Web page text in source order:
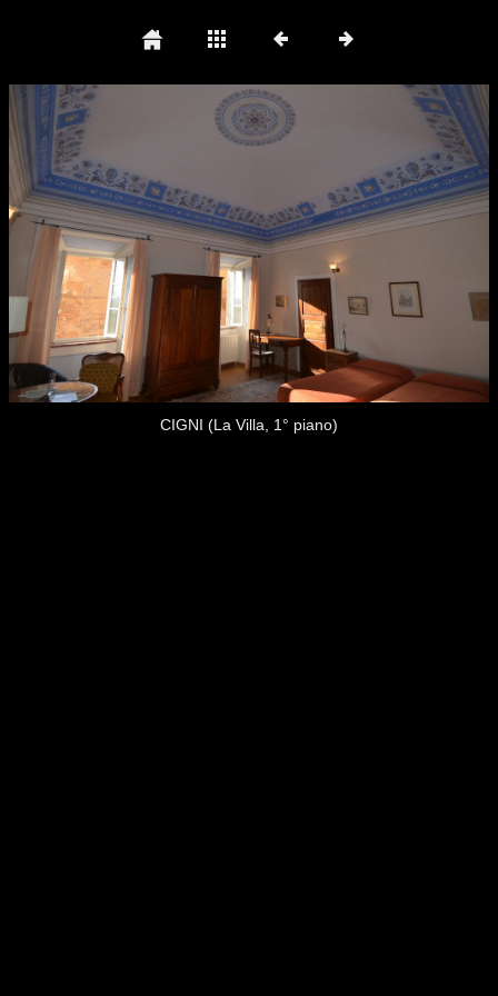
CIGNI (La Villa, 1° piano)